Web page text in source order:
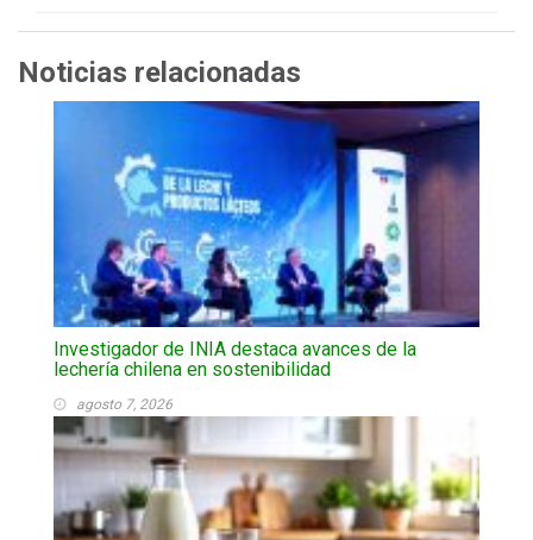
Noticias relacionadas
Investigador de INIA destaca avances de la
lechería chilena en sostenibilidad
agosto 7, 2026